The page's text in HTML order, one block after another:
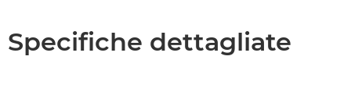
Specifiche dettagliate